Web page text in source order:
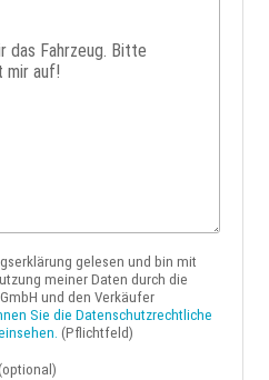
gelesen und bin mit
meiner Daten durch die
und den Verkäufer
Sie die Datenschutzrechtliche
(Pflichtfeld)
(optional)